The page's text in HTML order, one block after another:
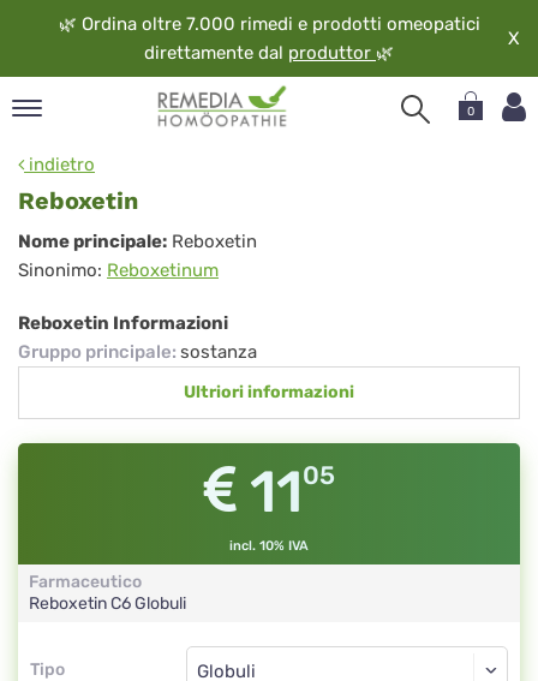
🌿 Ordina oltre 7.000 rimedi e prodotti omeopatici
direttamente dal produttor 🌿
X
0
indietro
Reboxetin
Reboxetin
Nome principale: Reboxetin
Sinonimo: Reboxetinum
Reboxetin Informazioni
Gruppo principale: sostanza
Ultriori informazioni
1105
incl. 10% IVA
Farmaceutico
ReboxetinC6Globuli
Tipo
Tipo